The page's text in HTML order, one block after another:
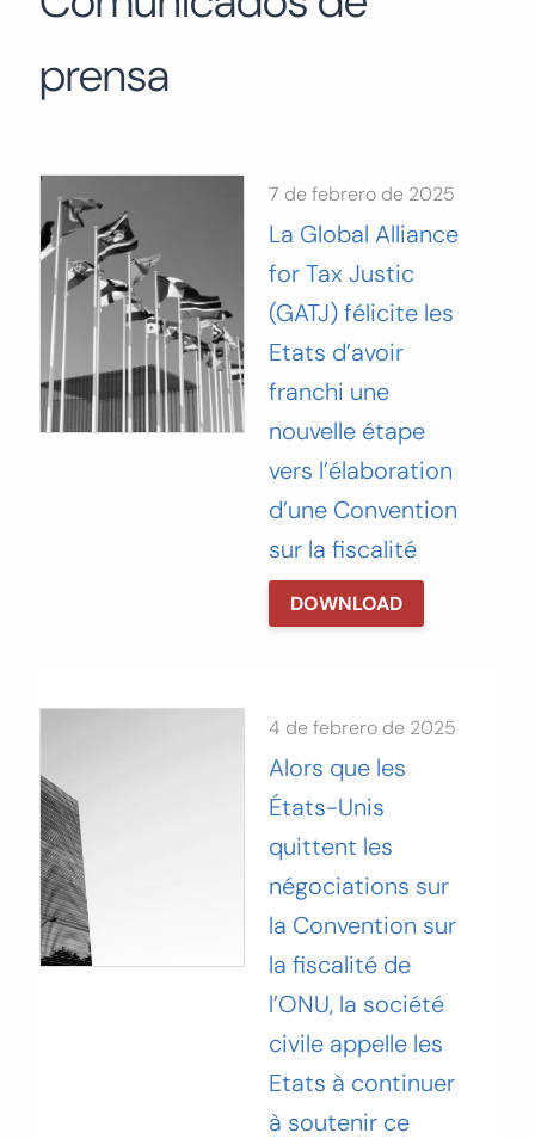
prensa
7 de febrero de 2025
La Global Alliance
for Tax Justic
(GATJ) félicite les
Etats d’avoir
franchi une
nouvelle étape
vers l’élaboration
d’une Convention
sur la fiscalité
DOWNLOAD
4 de febrero de 2025
Alors que les
États-Unis
quittent les
négociations sur
la‬‭ Convention sur
la fiscalité de
l’ONU, la société
civile appelle les‬‭
Etats à continuer
à soutenir ce